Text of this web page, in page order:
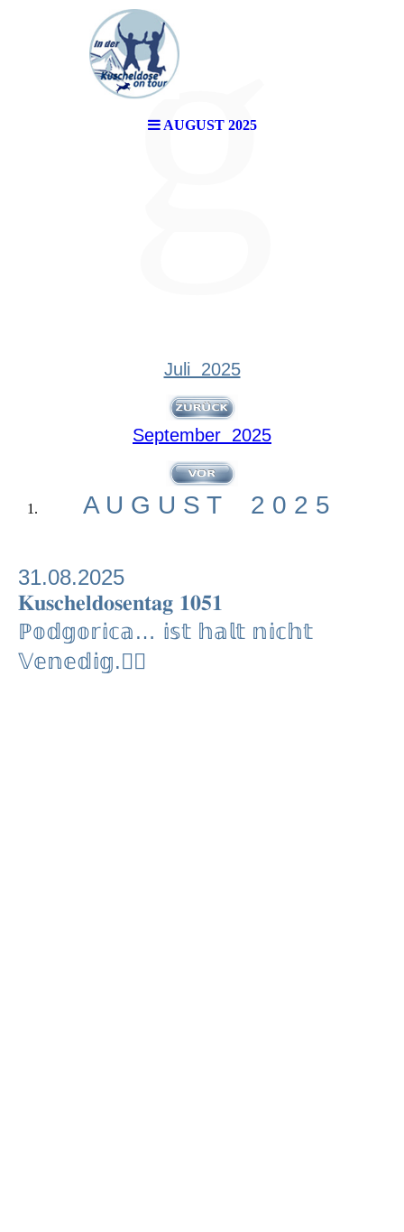
AUGUST 2025
g
Juli 2025
September 2025
A U G U S T 2 0 2 5
31.08.2025
𝐊𝐮𝐬𝐜𝐡𝐞𝐥𝐝𝐨𝐬𝐞𝐧𝐭𝐚𝐠 𝟏𝟎𝟓𝟏
ℙ𝕠𝕕𝕘𝕠𝕣𝕚𝕔𝕒… 𝕚𝕤𝕥 𝕙𝕒𝕝𝕥 𝕟𝕚𝕔𝕙𝕥
𝕍𝕖𝕟𝕖𝕕𝕚𝕘.🤷‍♂️